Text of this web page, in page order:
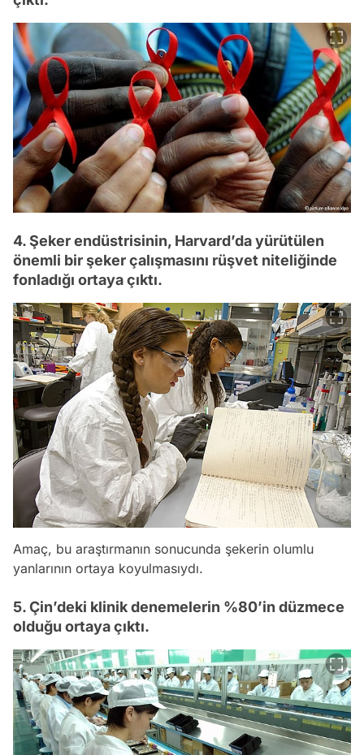
4. Şeker endüstrisinin, Harvard’da yürütülen
önemli bir şeker çalışmasını rüşvet niteliğinde
fonladığı ortaya çıktı.
Amaç, bu araştırmanın sonucunda şekerin olumlu
yanlarının ortaya koyulmasıydı.
5. Çin’deki klinik denemelerin %80’in düzmece
olduğu ortaya çıktı.